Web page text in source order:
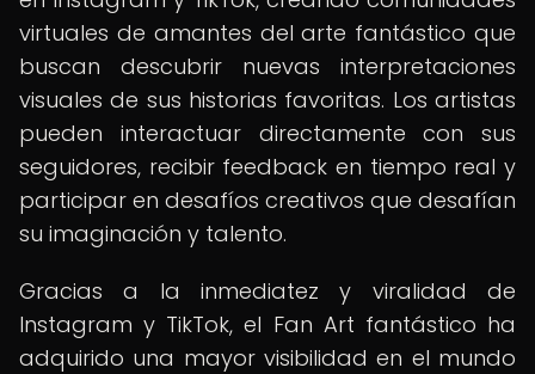
virtuales de amantes del arte fantástico que
buscan descubrir nuevas interpretaciones
visuales de sus historias favoritas. Los artistas
pueden interactuar directamente con sus
seguidores, recibir feedback en tiempo real y
participar en desafíos creativos que desafían
su imaginación y talento.
Gracias a la inmediatez y viralidad de
Instagram y TikTok, el Fan Art fantástico ha
adquirido una mayor visibilidad en el mundo